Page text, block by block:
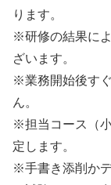
ります。
※研修の結果に
ざいます。
※業務開始後す
ん。
※担当コース（
定します。
※手書き添削か